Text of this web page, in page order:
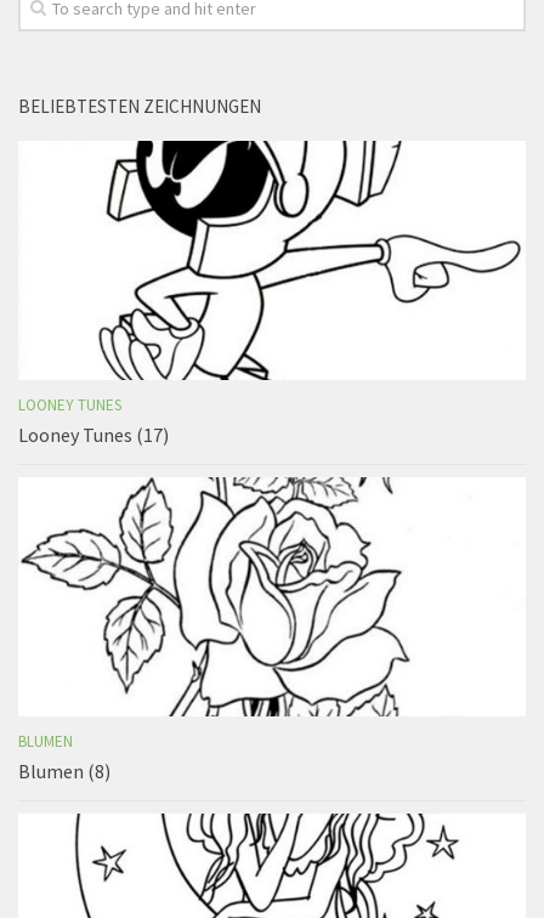
BELIEBTESTEN ZEICHNUNGEN
LOONEY TUNES
Looney Tunes (17)
BLUMEN
Blumen (8)